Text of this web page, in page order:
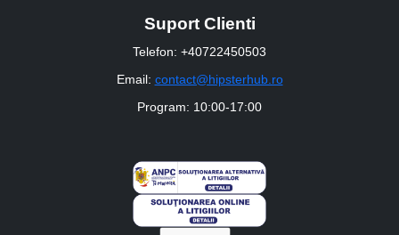
Suport Clienti
Telefon: +40722450503
Email: contact@hipsterhub.ro
Program: 10:00-17:00